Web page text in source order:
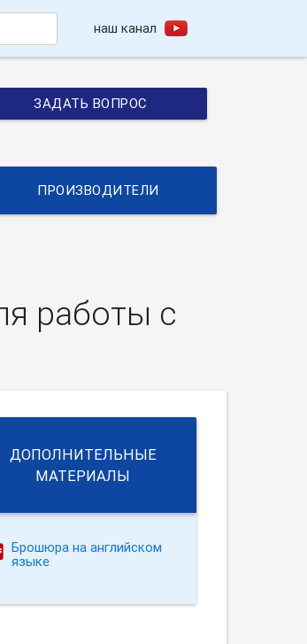
наш канал
ЗАДАТЬ ВОПРОС
ПРОИЗВОДИТЕЛИ
работы с
ДОПОЛНИТЕЛЬНЫЕ
МАТЕРИАЛЫ
Брошюра на английском
языке